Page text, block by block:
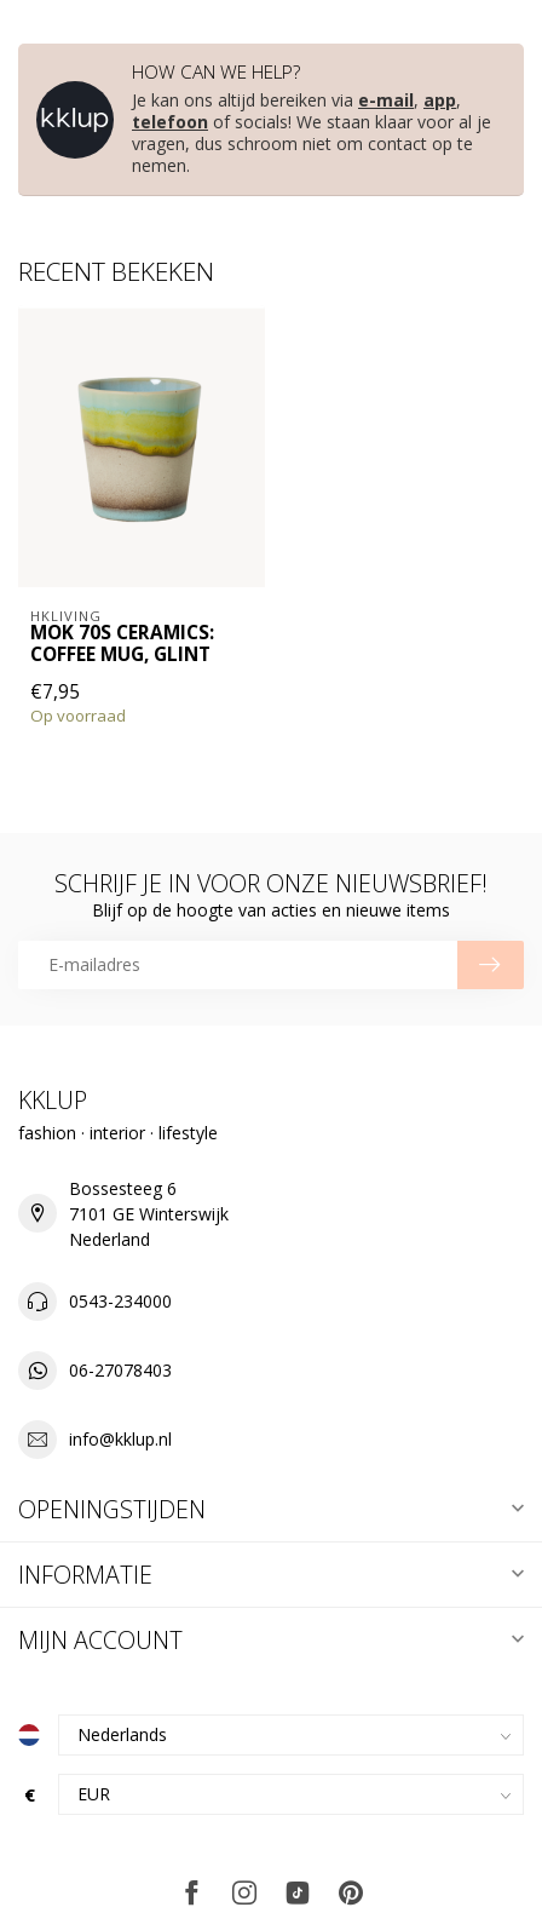
HOW CAN WE HELP?
Je kan ons altijd bereiken via e-mail, app,
telefoon of socials! We staan klaar voor al je
vragen, dus schroom niet om contact op te
nemen.
RECENT BEKEKEN
HKLIVING
MOK 70S CERAMICS:
COFFEE MUG, GLINT
€7,95
Op voorraad
SCHRIJF JE IN VOOR ONZE NIEUWSBRIEF!
Blijf op de hoogte van acties en nieuwe items
KKLUP
fashion · interior · lifestyle
Bossesteeg 6
7101 GE Winterswijk
Nederland
0543-234000
06-27078403
info@kklup.nl
OPENINGSTIJDEN
INFORMATIE
MIJN ACCOUNT
€